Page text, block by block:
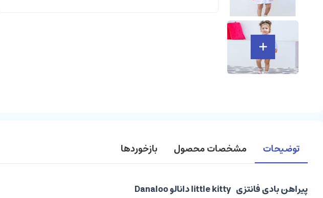
توضیحات مشخصات محصول بازخوردها
پیراهن بادی فانتزی little kitty دانالو Danaloo